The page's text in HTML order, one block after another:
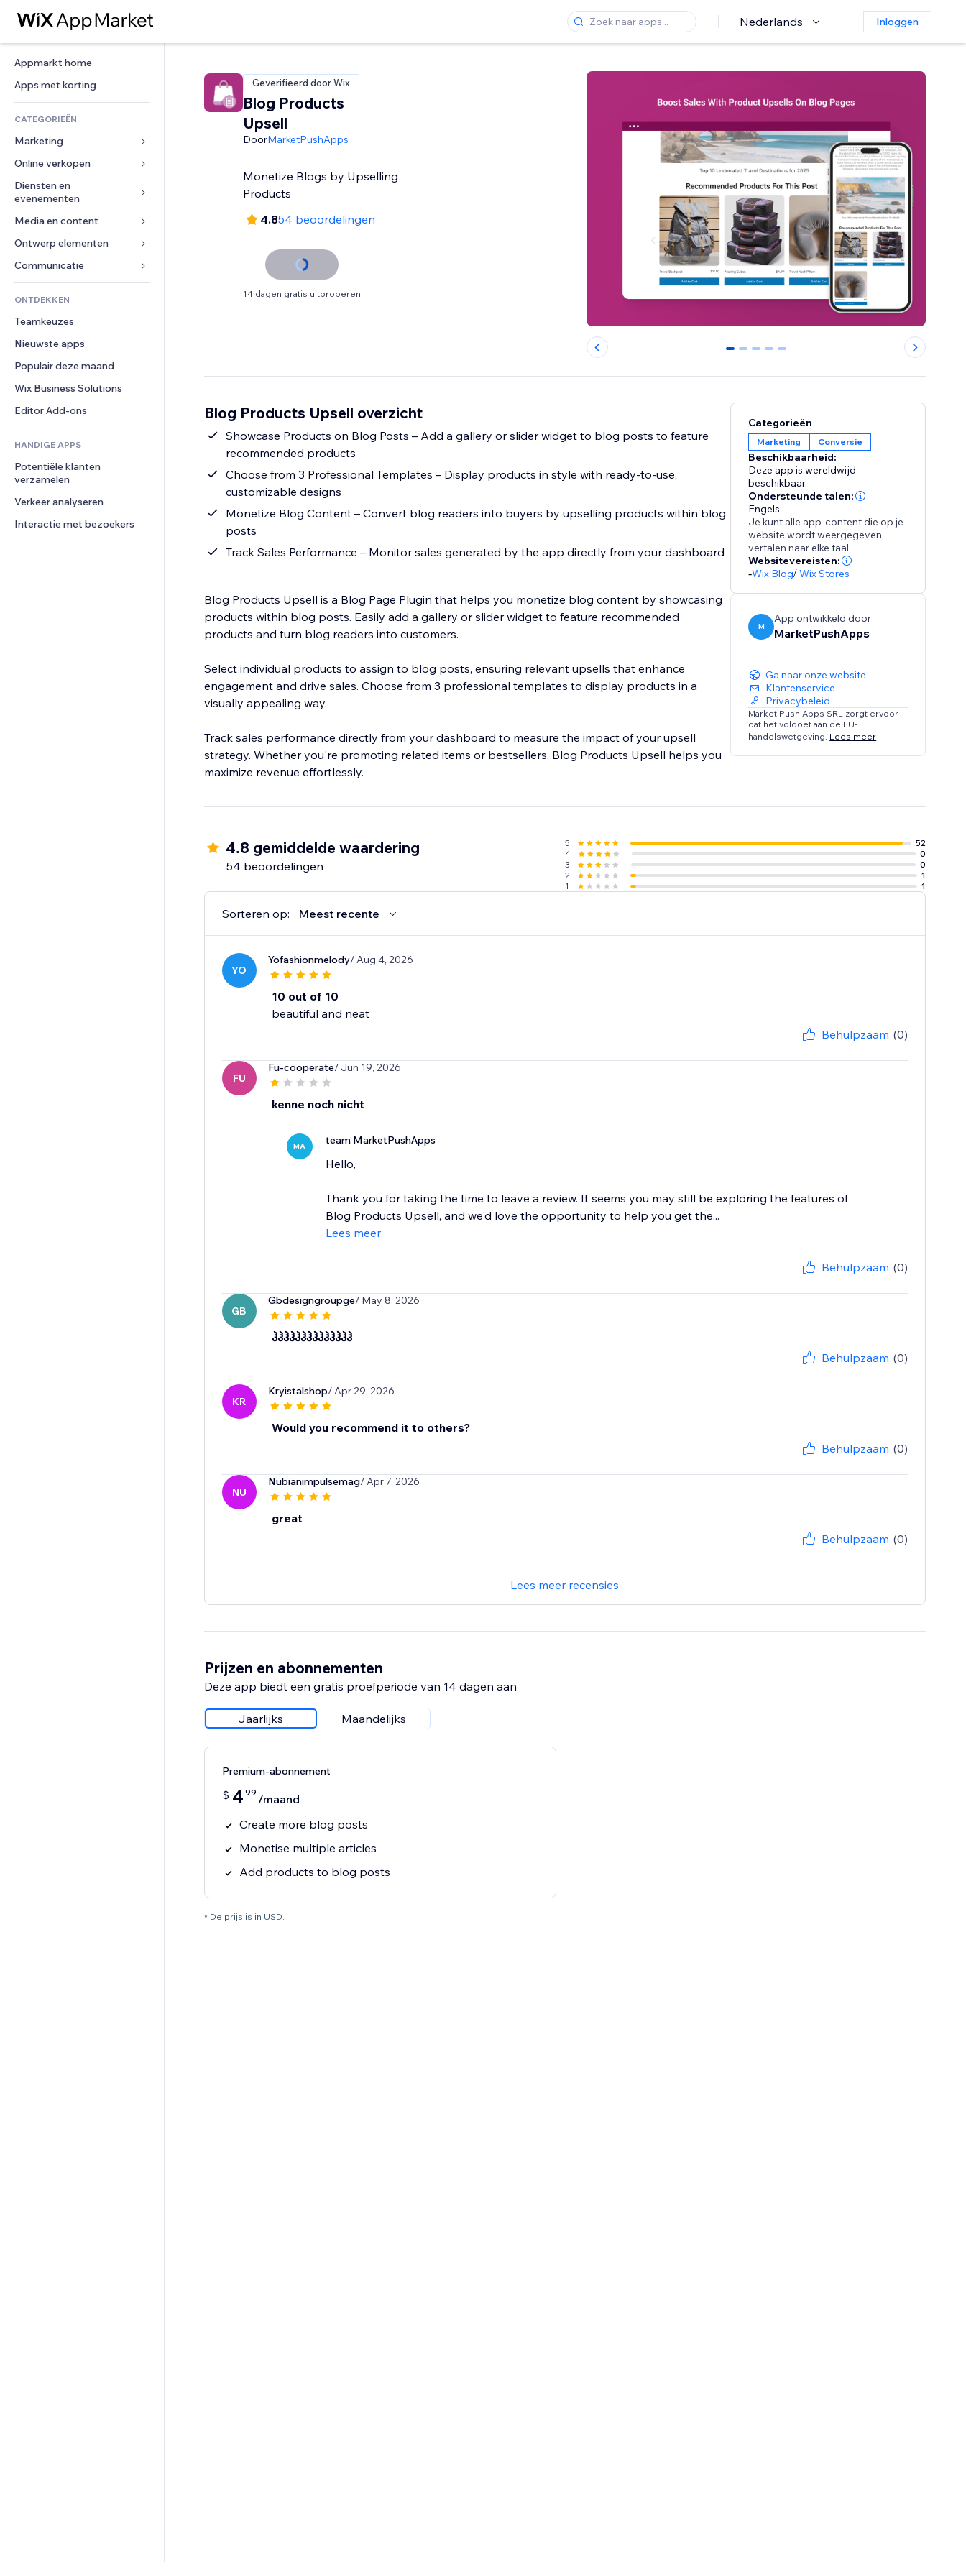
Nederlands Inloggen
Appmarkt home
Apps met korting
CATEGORIEËN
Marketing
Advertenties
Mobiel
Analytics
Social media
SEO
Betrokkenheid
Websitevermeldingen
E-mail
Conversie
Online verkopen
Apps voor webshops
Verzending en levering
Verkoopknoppen
Online cursussen
Print on demand
Boekhouding
Coupons en loyaliteit
Opslagoplossingen
Dropshipping
Prijzen en abonnementen
Crowdfunding
Eten en drinken
Diensten en
evenementen
Hotels
Evenementen
Restaurants
Vastgoed
Boekingen
Media en content
Galerij
Muziek
Podcasts
Fotografie
Video
PDF
Bestanden delen
Nieuws
Ontwerp elementen
Kaarten en navigatie
Privacy en beveiliging
Ontime
Pagina templates
Afbeeldingseffecten
Knoppen en menu's
Banners en badges
Rekenmachines
Zoeken
Weer
Grafieken en tabellen
Formulieren
Enquêtes
Chat
Opmerkingen
Telefoonnummer
Community
Beoordelingen en testimonials
CRM
ONTDEKKEN
Teamkeuzes
Nieuwste apps
Populair deze maand
Wix Business Solutions
Editor Add-ons
HANDIGE APPS
Potentiële klanten
verzamelen
Verkeer analyseren
Interactie met bezoekers
Geverifieerd door Wix
Blog Products
Upsell
DoorMarketPushApps
Monetize Blogs by Upselling
Products
4.854 beoordelingen
14 dagen gratis uitproberen
0 1 2 3 4
Blog Products Upsell overzicht
Showcase Products on Blog Posts – Add a gallery or slider widget to blog posts to feature
recommended products
Choose from 3 Professional Templates – Display products in style with ready-to-use,
customizable designs
Monetize Blog Content – Convert blog readers into buyers by upselling products within blog
posts
Track Sales Performance – Monitor sales generated by the app directly from your dashboard
Blog Products Upsell is a Blog Page Plugin that helps you monetize blog content by showcasing
products within blog posts. Easily add a gallery or slider widget to feature recommended
products and turn blog readers into customers.
Select individual products to assign to blog posts, ensuring relevant upsells that enhance
engagement and drive sales. Choose from 3 professional templates to display products in a
visually appealing way.
Track sales performance directly from your dashboard to measure the impact of your upsell
strategy. Whether you're promoting related items or bestsellers, Blog Products Upsell helps you
maximize revenue effortlessly.
Categorieën
Marketing Conversie
Beschikbaarheid:
Deze app is wereldwijd
beschikbaar.
Ondersteunde talen:
Engels
Je kunt alle app-content die op je
website wordt weergegeven,
vertalen naar elke taal.
Websitevereisten:
-Wix Blog/Wix Stores
M
App ontwikkeld door
MarketPushApps
Ga naar onze website
Klantenservice
Privacybeleid
Market Push Apps SRL zorgt ervoor
dat het voldoet aan de EU-
handelswetgeving. Lees meer
4.8 gemiddelde waardering
54 beoordelingen
5
52
4
0
3
0
2
1
1
1
Sorteren op: Meest recente
YO
Yofashionmelody/ Aug 4, 2026
10 out of 10
beautiful and neat
Behulpzaam (0)
FU
Fu-cooperate/ Jun 19, 2026
kenne noch nicht
MA team MarketPushApps
Hello,
Thank you for taking the time to leave a review. It seems you may still be exploring the features of
Blog Products Upsell, and we'd love the opportunity to help you get the...
Lees meer
Behulpzaam (0)
GB
Gbdesigngroupge/ May 8, 2026
ჰჰჰჰჰჰჰჰჰჰჰჰჰჰ
Behulpzaam (0)
KR
Kryistalshop/ Apr 29, 2026
Would you recommend it to others?
Behulpzaam (0)
NU
Nubianimpulsemag/ Apr 7, 2026
great
Behulpzaam (0)
Lees meer recensies
Prijzen en abonnementen
Deze app biedt een gratis proefperiode van 14 dagen aan
Jaarlijks Maandelijks
Premium-abonnement
$ 4 99 /maand
Create more blog posts
Monetise multiple articles
Add products to blog posts
* De prijs is in USD.